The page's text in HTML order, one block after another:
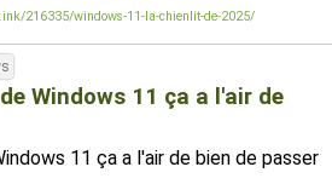
216335/windows-11-la-chienlit-de-2025/
Windows 11 ça a l'air de
11 ça a l'air de bien de passer